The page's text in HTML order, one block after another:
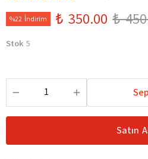
%22 İndirim ₺ 350.00 ₺
Stok 5
Satın